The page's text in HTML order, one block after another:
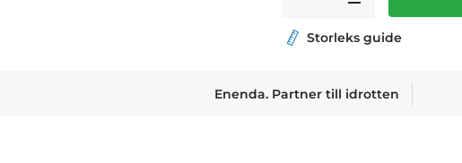
Storleks guide
Enenda. Partner till idrotten